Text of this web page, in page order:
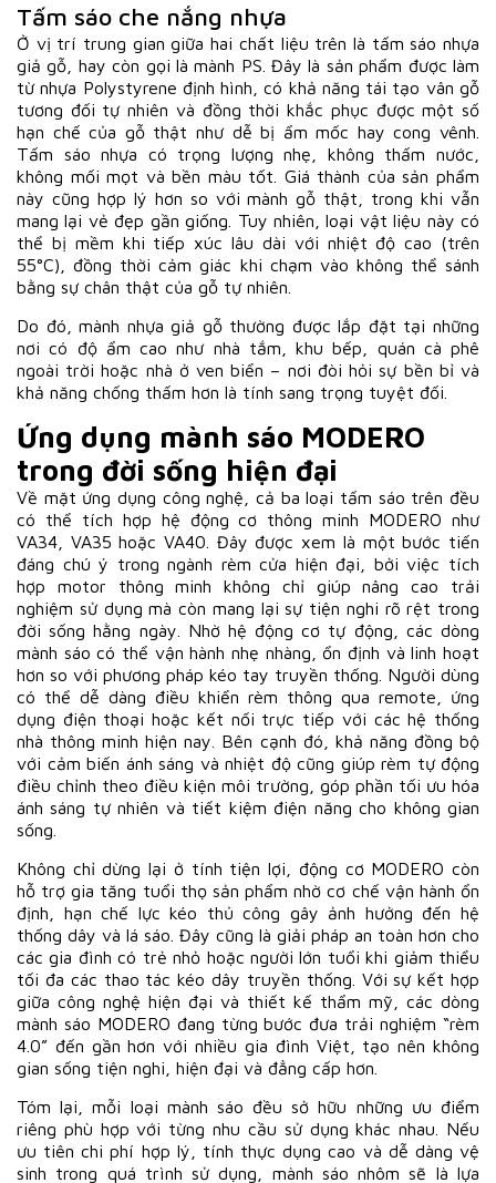
Tấm sáo che nắng nhựa
Ở vị trí trung gian giữa hai chất liệu trên là tấm sáo nhựa
giả gỗ, hay còn gọi là mành PS. Đây là sản phẩm được làm
từ nhựa Polystyrene định hình, có khả năng tái tạo vân gỗ
tương đối tự nhiên và đồng thời khắc phục được một số
hạn chế của gỗ thật như dễ bị ẩm mốc hay cong vênh.
Tấm sáo nhựa có trọng lượng nhẹ, không thấm nước,
không mối mọt và bền màu tốt. Giá thành của sản phẩm
này cũng hợp lý hơn so với mành gỗ thật, trong khi vẫn
mang lại vẻ đẹp gần giống. Tuy nhiên, loại vật liệu này có
thể bị mềm khi tiếp xúc lâu dài với nhiệt độ cao (trên
55°C), đồng thời cảm giác khi chạm vào không thể sánh
bằng sự chân thật của gỗ tự nhiên.
Do đó, mành nhựa giả gỗ thường được lắp đặt tại những
nơi có độ ẩm cao như nhà tắm, khu bếp, quán cà phê
ngoài trời hoặc nhà ở ven biển – nơi đòi hỏi sự bền bỉ và
khả năng chống thấm hơn là tính sang trọng tuyệt đối.
Ứng dụng mành sáo MODERO
trong đời sống hiện đại
Về mặt ứng dụng công nghệ, cả ba loại tấm sáo trên đều
có thể tích hợp hệ động cơ thông minh MODERO như
VA34, VA35 hoặc VA40. Đây được xem là một bước tiến
đáng chú ý trong ngành rèm cửa hiện đại, bởi việc tích
hợp motor thông minh không chỉ giúp nâng cao trải
nghiệm sử dụng mà còn mang lại sự tiện nghi rõ rệt trong
đời sống hằng ngày. Nhờ hệ động cơ tự động, các dòng
mành sáo có thể vận hành nhẹ nhàng, ổn định và linh hoạt
hơn so với phương pháp kéo tay truyền thống. Người dùng
có thể dễ dàng điều khiển rèm thông qua remote, ứng
dụng điện thoại hoặc kết nối trực tiếp với các hệ thống
nhà thông minh hiện nay. Bên cạnh đó, khả năng đồng bộ
với cảm biến ánh sáng và nhiệt độ cũng giúp rèm tự động
điều chỉnh theo điều kiện môi trường, góp phần tối ưu hóa
ánh sáng tự nhiên và tiết kiệm điện năng cho không gian
sống.
Không chỉ dừng lại ở tính tiện lợi, động cơ MODERO còn
hỗ trợ gia tăng tuổi thọ sản phẩm nhờ cơ chế vận hành ổn
định, hạn chế lực kéo thủ công gây ảnh hưởng đến hệ
thống dây và lá sáo. Đây cũng là giải pháp an toàn hơn cho
các gia đình có trẻ nhỏ hoặc người lớn tuổi khi giảm thiểu
tối đa các thao tác kéo dây truyền thống. Với sự kết hợp
giữa công nghệ hiện đại và thiết kế thẩm mỹ, các dòng
mành sáo MODERO đang từng bước đưa trải nghiệm “rèm
4.0” đến gần hơn với nhiều gia đình Việt, tạo nên không
gian sống tiện nghi, hiện đại và đẳng cấp hơn.
Tóm lại, mỗi loại mành sáo đều sở hữu những ưu điểm
riêng phù hợp với từng nhu cầu sử dụng khác nhau. Nếu
ưu tiên chi phí hợp lý, tính thực dụng cao và dễ dàng vệ
sinh trong quá trình sử dụng, mành sáo nhôm sẽ là lựa